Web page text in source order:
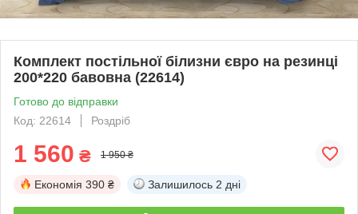
Комплект постільної білизни євро на резинці
200*220 бавовна (22614)
Готово до відправки
Код: 22614
Роздріб
1 560 ₴ 1 950 ₴
Економія 390 ₴ Залишилось 2 дні